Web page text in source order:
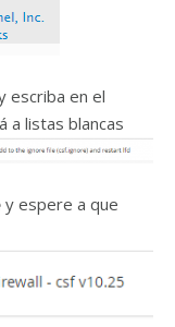
escriba en el
a listas blancas
y espere a que